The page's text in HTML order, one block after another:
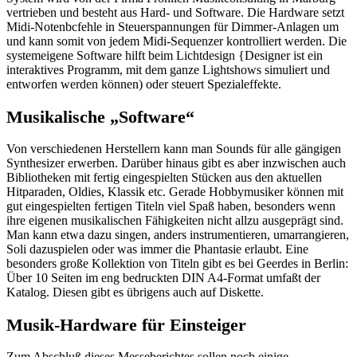
vertrieben und besteht aus Hard- und Software. Die Hardware setzt
Midi-Notenbcfehle in Steuerspannungen für Dimmer-Anlagen um
und kann somit von jedem Midi-Sequenzer kontrolliert werden. Die
systemeigene Software hilft beim Lichtdesign {Designer ist ein
interaktives Programm, mit dem ganze Lightshows simuliert und
entworfen werden können) oder steuert Spezialeffekte.
Musikalische „Software“
Von verschiedenen Herstellern kann man Sounds für alle gängigen
Synthesizer erwerben. Darüber hinaus gibt es aber inzwischen auch
Bibliotheken mit fertig eingespielten Stücken aus den aktuellen
Hitparaden, Oldies, Klassik etc. Gerade Hobbymusiker können mit
gut eingespielten fertigen Titeln viel Spaß haben, besonders wenn
ihre eigenen musikalischen Fähigkeiten nicht allzu ausgeprägt sind.
Man kann etwa dazu singen, anders instrumentieren, umarrangieren,
Soli dazuspielen oder was immer die Phantasie erlaubt. Eine
besonders große Kollektion von Titeln gibt es bei Geerdes in Berlin:
Über 10 Seiten im eng bedruckten DIN A4-Format umfaßt der
Katalog. Diesen gibt es übrigens auch auf Diskette.
Musik-Hardware für Einsteiger